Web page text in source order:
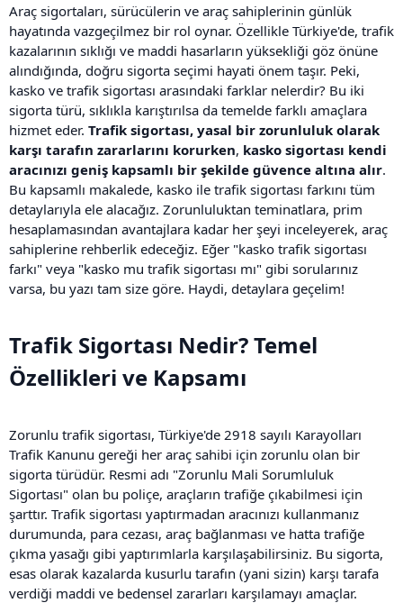
Araç sigortaları, sürücülerin ve araç sahiplerinin günlük
hayatında vazgeçilmez bir rol oynar. Özellikle Türkiye'de, trafik
kazalarının sıklığı ve maddi hasarların yüksekliği göz önüne
alındığında, doğru sigorta seçimi hayati önem taşır. Peki,
kasko ve trafik sigortası arasındaki farklar nelerdir? Bu iki
sigorta türü, sıklıkla karıştırılsa da temelde farklı amaçlara
hizmet eder. Trafik sigortası, yasal bir zorunluluk olarak
karşı tarafın zararlarını korurken, kasko sigortası kendi
aracınızı geniş kapsamlı bir şekilde güvence altına alır.
Bu kapsamlı makalede, kasko ile trafik sigortası farkını tüm
detaylarıyla ele alacağız. Zorunluluktan teminatlara, prim
hesaplamasından avantajlara kadar her şeyi inceleyerek, araç
sahiplerine rehberlik edeceğiz. Eğer "kasko trafik sigortası
farkı" veya "kasko mu trafik sigortası mı" gibi sorularınız
varsa, bu yazı tam size göre. Haydi, detaylara geçelim!
Trafik Sigortası Nedir? Temel
Özellikleri ve Kapsamı​
Zorunlu trafik sigortası, Türkiye'de 2918 sayılı Karayolları
Trafik Kanunu gereği her araç sahibi için zorunlu olan bir
sigorta türüdür. Resmi adı "Zorunlu Mali Sorumluluk
Sigortası" olan bu poliçe, araçların trafiğe çıkabilmesi için
şarttır. Trafik sigortası yaptırmadan aracınızı kullanmanız
durumunda, para cezası, araç bağlanması ve hatta trafiğe
çıkma yasağı gibi yaptırımlarla karşılaşabilirsiniz. Bu sigorta,
esas olarak kazalarda kusurlu tarafın (yani sizin) karşı tarafa
verdiği maddi ve bedensel zararları karşılamayı amaçlar.